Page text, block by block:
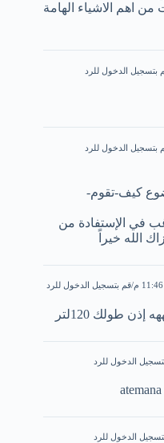
من اهم الاشياء الهامة
بتسجيل الدخول للرد
بتسجيل الدخول للرد
كيف-تقوم-
كلم و ارغب في الإستفادة من
الله خيراً
قم بتسجيل الدخول للرد
الدخول للرد
الدخول للرد